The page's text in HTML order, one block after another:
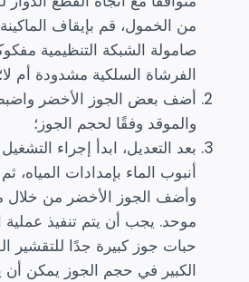
من الخمول، قم بإيقاف
صامولة الشبكة التنظيمية
الفرشاة السلكية مشدودة أم لا؛
أضف بعض الجوز الأخضر
والموقد وفقًا لحجم الجوز؛
بعد التعديل، ابدأ إجراء
أنبوب الماء بإمدادات المياه،
وأضف الجوز الأخضر من خلال
موحد. يجب أن يتم تنفيذ عملية
حبات جوز كبيرة جدًا للتقشير
الكبير في حجم الجوز يمكن أن